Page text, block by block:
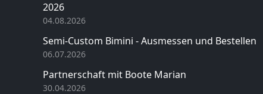
2026
04.08.2026
Semi-Custom Bimini - Ausmessen und Bestellen
06.07.2026
Partnerschaft mit Boote Marian
30.04.2026